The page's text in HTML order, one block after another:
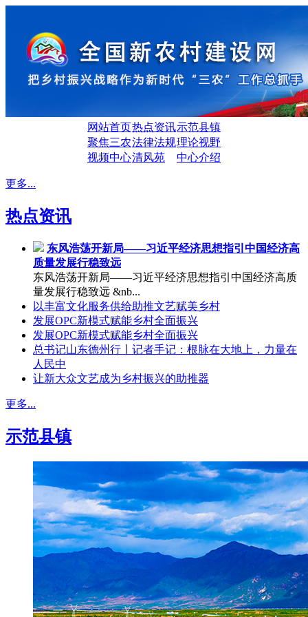
网站首页热点资讯示范县镇
聚焦三农法律法规理论视野
视频中心清风苑 中心介绍
更多...
热点资讯
东风浩荡开新局——习近平经济思想指引中国经济高
质量发展行稳致远
东风浩荡开新局——习近平经济思想指引中国经济高质
量发展行稳致远 &nb...
以丰富文化服务供给助推文艺赋美乡村
发展OPC新模式赋能乡村全面振兴
发展OPC新模式赋能乡村全面振兴
总书记山东德州行丨记者手记：根脉在大地上，力量在
人民中
让新大众文艺成为乡村振兴的助推器
更多...
示范县镇